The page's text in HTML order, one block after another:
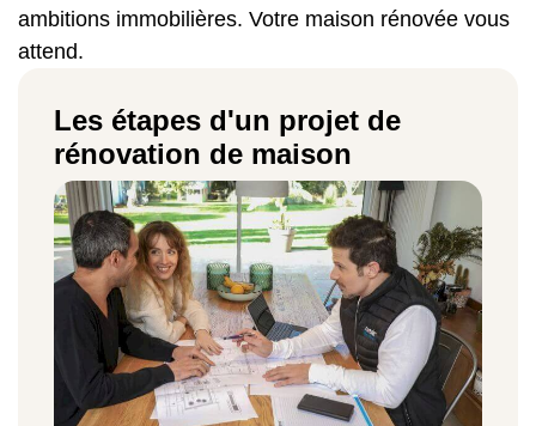
ambitions immobilières. Votre maison rénovée vous
attend.
Les étapes d'un projet de
rénovation de maison